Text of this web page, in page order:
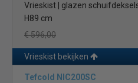
Vrieskist | glazen
H89 cm
€ 596,00
Vrieskist bekijken
Tefcold NIC200SC